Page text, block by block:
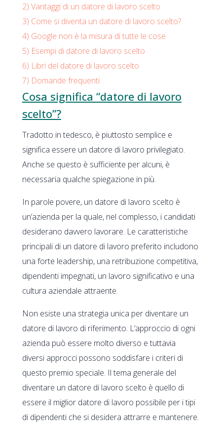
2) Vantaggi di un datore di lavoro scelto
3) Come si diventa un datore di lavoro scelto?
4) Google non è la misura di tutte le cose
5) Esempi di datore di lavoro scelto
6) Libri del datore di lavoro scelto
7) Domande frequenti
Cosa significa “datore di lavoro
scelto”?
Tradotto in tedesco, è piuttosto semplice e
significa essere un datore di lavoro privilegiato.
Anche se questo è sufficiente per alcuni, è
necessaria qualche spiegazione in più.
In parole povere, un datore di lavoro scelto è
un’azienda per la quale, nel complesso, i candidati
desiderano davvero lavorare. Le caratteristiche
principali di un datore di lavoro preferito includono
una forte leadership, una retribuzione competitiva,
dipendenti impegnati, un lavoro significativo e una
cultura aziendale attraente.
Non esiste una strategia unica per diventare un
datore di lavoro di riferimento. L’approccio di ogni
azienda può essere molto diverso e tuttavia
diversi approcci possono soddisfare i criteri di
questo premio speciale. Il tema generale del
diventare un datore di lavoro scelto è quello di
essere il miglior datore di lavoro possibile per i tipi
di dipendenti che si desidera attrarre e mantenere.